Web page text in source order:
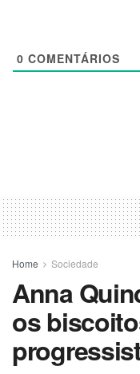
0 COMENTÁRIOS
Home Sociedade
Anna
os